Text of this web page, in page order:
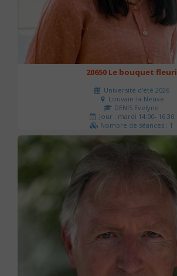
20650 Le bouquet fleuri
Université d'été 2026
Louvain-la-Neuve
DENIS Evelyne
Jour : mardi 14:00- 16:30
Nombre de séances : 1
60 €